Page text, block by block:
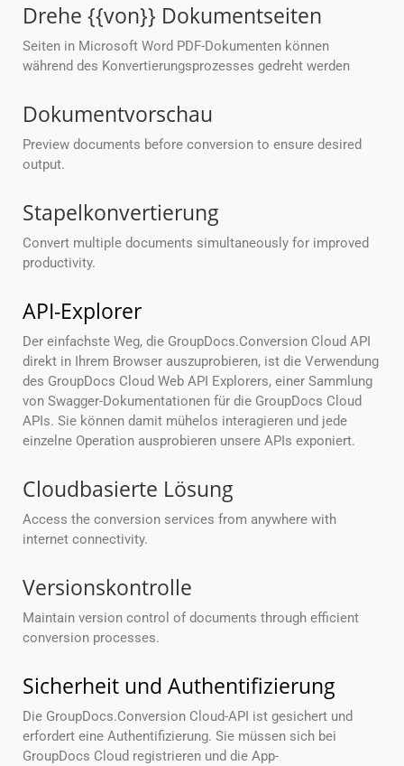
Drehe {{von}} Dokumentseiten
Seiten in Microsoft Word PDF-Dokumenten können
während des Konvertierungsprozesses gedreht werden
Dokumentvorschau
Preview documents before conversion to ensure desired
output.
Stapelkonvertierung
Convert multiple documents simultaneously for improved
productivity.
API-Explorer
Der einfachste Weg, die GroupDocs.Conversion Cloud API
direkt in Ihrem Browser auszuprobieren, ist die Verwendung
des GroupDocs Cloud Web API Explorers, einer Sammlung
von Swagger-Dokumentationen für die GroupDocs Cloud
APIs. Sie können damit mühelos interagieren und jede
einzelne Operation ausprobieren unsere APIs exponiert.
Cloudbasierte Lösung
Access the conversion services from anywhere with
internet connectivity.
Versionskontrolle
Maintain version control of documents through efficient
conversion processes.
Sicherheit und Authentifizierung
Die GroupDocs.Conversion Cloud-API ist gesichert und
erfordert eine Authentifizierung. Sie müssen sich bei
GroupDocs Cloud registrieren und die App-